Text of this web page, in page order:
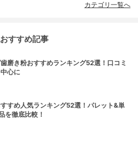
カテゴリ一覧へ
すすめ記事
磨き粉おすすめランキング52選！口コミ
心に
すめ人気ランキング52選！パレット&単
を徹底比較！